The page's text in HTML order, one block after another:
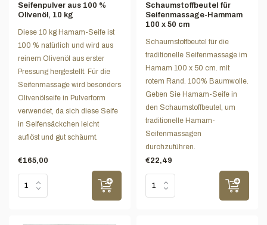
Seifenpulver aus 100 %
Olivenöl, 10 kg
Diese 10 kg Hamam-Seife ist
100 % natürlich und wird aus
reinem Olivenöl aus erster
Pressung hergestellt. Für die
Seifenmassage wird besonders
Olivenölseife in Pulverform
verwendet, da sich diese Seife
in Seifensäckchen leicht
auflöst und gut schäumt.
€165,00
Schaumstoffbeutel für
Seifenmassage-Hammam
100 x 50 cm
Schaumstoffbeutel für die
traditionelle Seifenmassage im
Hamam 100 x 50 cm. mit
rotem Rand. 100% Baumwolle.
Geben Sie Hamam-Seife in
den Schaumstoffbeutel, um
traditionelle Hamam-
Seifenmassagen
durchzuführen.
€22,49